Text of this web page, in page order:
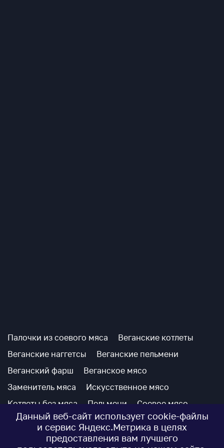
Палочки из соевого мяса
Веганские котлеты
Веганские наггетсы
Веганские пельмени
Веганский фарш
Веганское мясо
Заменитель мяса
Искусственное мясо
Котлеты без мяса
Пельмени
Соевое мясо
Соевые котлеты
Соевый фарш
Данный веб-сайт использует cookie-файлы
и сервис Яндекс.Метрика в целях
предоставления вам лучшего